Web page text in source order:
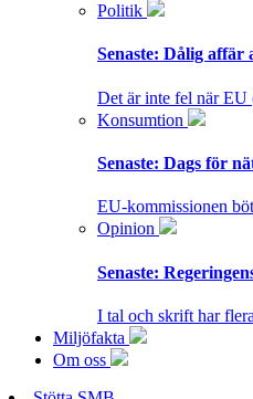
Politik
Senaste: Dålig affär
Det är inte fel när EU
Konsumtion
Senaste: Dags för
EU-kommissionen
Opinion
Senaste:
I tal och skrift har
Miljöfakta
Om oss